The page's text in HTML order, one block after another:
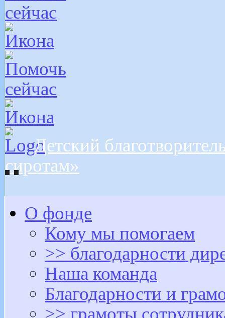
Детский
сиротам»
О фонде
Кому мы помогаем
>> благодарности
Наша команда
Благодарности и
>> грамоты